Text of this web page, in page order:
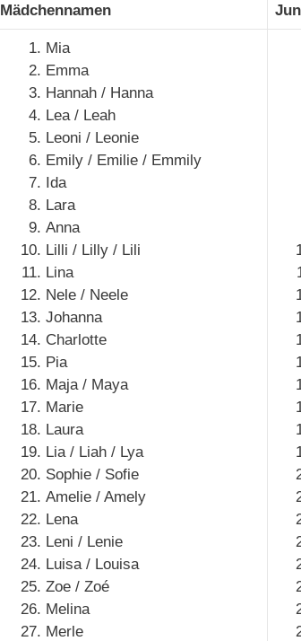
Mädchennamen
Mia
Emma
Hannah / Hanna
Lea / Leah
Leoni / Leonie
Emily / Emilie / Emmily
Ida
Lara
Anna
Lilli / Lilly / Lili
Lina
Nele / Neele
Johanna
Charlotte
Pia
Maja / Maya
Marie
Laura
Lia / Liah / Lya
Sophie / Sofie
Amelie / Amely
Lena
Leni / Lenie
Luisa / Louisa
Zoe / Zoé
Melina
Merle